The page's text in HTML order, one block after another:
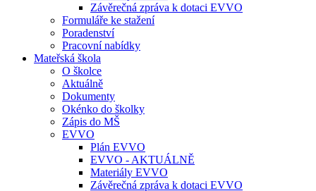
Závěrečná zpráva k dotaci EVVO
Formuláře ke stažení
Poradenství
Pracovní nabídky
Mateřská škola
O školce
Aktuálně
Dokumenty
Okénko do školky
Zápis do MŠ
EVVO
Plán EVVO
EVVO - AKTUÁLNĚ
Materiály EVVO
Závěrečná zpráva k dotaci EVVO